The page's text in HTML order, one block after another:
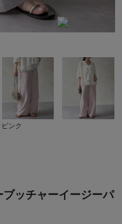
ピンク
ブッチャーイージーパ